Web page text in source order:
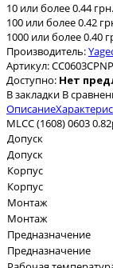
10 или более 0.44 грн.
100 или более 0.42
1000 или более 0.40
Производитель:
Артикул:
Доступно: Нет
В закладки В
Описание
MLCC (1608) 0603
Допуск
Допуск
Корпус
Корпус
Монтаж
Монтаж
Предназначение
Предназначение